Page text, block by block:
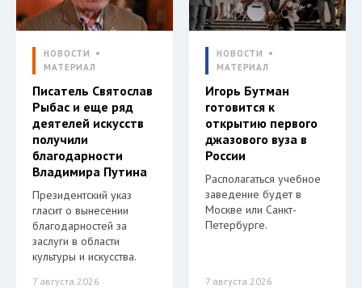
НОВОСТИ
МАТЕРИАЛ
Писатель Святослав
Рыбас и еще ряд
деятелей искусств
получили
благодарности
Владимира Путина
Президентский указ
гласит о вынесении
благодарностей за
заслуги в области
культуры и искусства.
7 августа 2026
НОВОСТИ
МАТЕРИАЛ
Игорь Бутман
готовится к
открытию первого
джазового вуза в
России
Располагаться учебное
заведение будет в
Москве или Санкт-
Петербурге.
7 августа 2026